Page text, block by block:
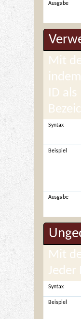
Ausgabe
Mit
ID
Syntax
Beispiel
Ausgabe
Mit
Jeder
Syntax
Beispiel